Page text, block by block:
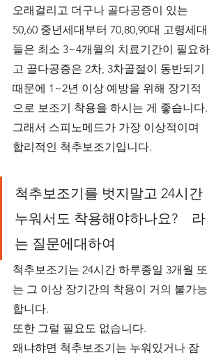
오래걸리고 더구나 골다공증이 있는
50,60 중년세대부터 70,80,90대 고령세대
들은 최소 3~4개월의 치료기간이 필요하
고 골다공증은 2차, 3차골절이 동반되기
때문에 1~2년 이상 예방을 위해 장기적
으로 보조기 착용을 하시는 게 좋습니다.
그래서 스피노메드가 가장 이상적이며
합리적인 척추보조기입니다.
척추보조기를 벗지말고 24시간
누워서도 착용해야하나요?    라
는 질문에대하여
척추보조기는 24시간 하루종일 3개월 또
는 그 이상 장기간의 착용이 거의 불가능
합니다.
또한 그럴 필요도 없습니다.
왜냐햐면 척추보조기는 누워있거나 잠